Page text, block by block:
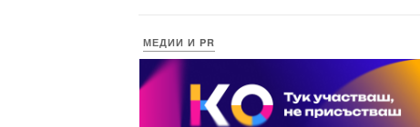
МЕДИИ И PR